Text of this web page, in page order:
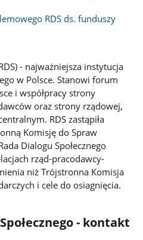
RDS ds. funduszy
- najważniejsza instytucja
w Polsce. Stanowi forum
i współpracy strony
oraz strony rządowej,
RDS zastąpiła
Komisję do Spraw
Dialogu Społecznego
rząd-pracodawcy-
niż Trójstronna Komisja
i cele do osiagnięcia.
- kontakt